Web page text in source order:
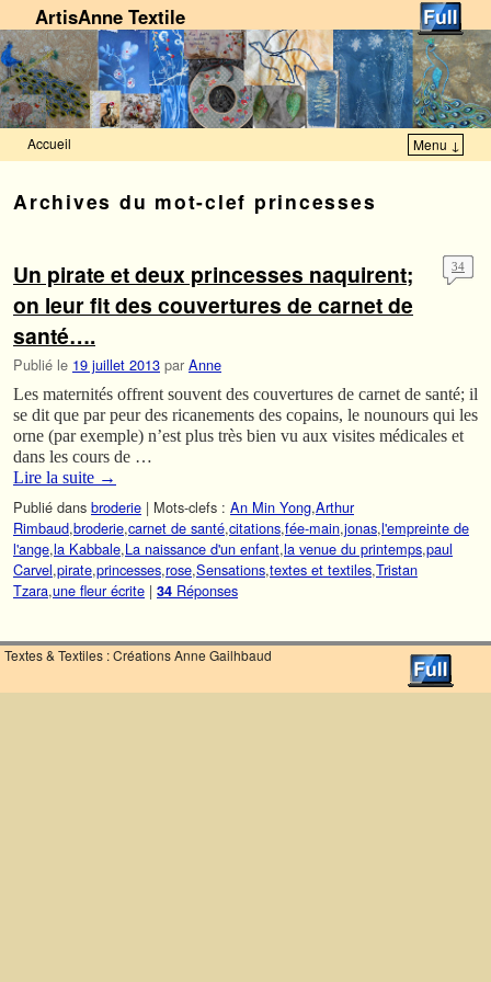
ArtisAnne Textile
Accueil Menu ↓
Archives du mot-clef princesses
Un pirate et deux princesses naquirent;
on leur fit des couvertures de carnet de
santé….
Publié le 19 juillet 2013 par Anne
34
Les maternités offrent souvent des couvertures de carnet de santé; il
se dit que par peur des ricanements des copains, le nounours qui les
orne (par exemple) n’est plus très bien vu aux visites médicales et
dans les cours de …
Lire la suite →
Publié dans broderie | Mots-clefs : An Min Yong,Arthur
Rimbaud,broderie,carnet de santé,citations,fée-main,jonas,l'empreinte de
l'ange,la Kabbale,La naissance d'un enfant,la venue du printemps,paul
Carvel,pirate,princesses,rose,Sensations,textes et textiles,Tristan
Tzara,une fleur écrite | 34 Réponses
Textes & Textiles : Créations Anne Gailhbaud